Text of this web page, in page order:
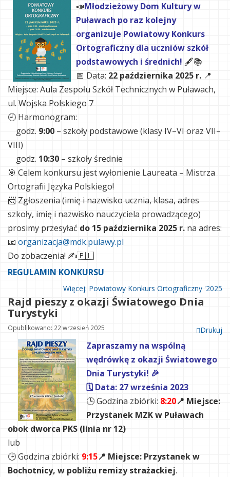
📣Młodzieżowy Dom Kultury w
Puławach po raz kolejny
organizuje Powiatowy Konkurs
Ortograficzny dla uczniów szkół
podstawowych i średnich! 🖋️📚
📅 Data: 22 października 2025 r. 📍
Miejsce: Aula Zespołu Szkół Technicznych w Puławach,
ul. Wojska Polskiego 7
🕘 Harmonogram:
godz. 9:00 – szkoły podstawowe (klasy IV–VI oraz VII–
VIII)
godz. 10:30 – szkoły średnie
🎯 Celem konkursu jest wyłonienie Laureata – Mistrza
Ortografii Języka Polskiego!
📨 Zgłoszenia (imię i nazwisko ucznia, klasa, adres
szkoły, imię i nazwisko nauczyciela prowadzącego)
prosimy przesyłać do 15 października 2025 r. na adres:
📧 organizacja@mdk.pulawy.pl
Do zobaczenia! ✍️🇵🇱
REGULAMIN KONKURSU
Więcej: Powiatowy Konkurs Ortograficzny '2025
Rajd pieszy z okazji Światowego Dnia
Turystyki
Drukuj
Opublikowano: 22 wrzesień 2025
Zapraszamy na wspólną
wędrówkę z okazji Światowego
Dnia Turystyki! 🎉
🗓 Data: 27 września 2023
🕒 Godzina zbiórki: 8:20📍 Miejsce:
Przystanek MZK w Puławach
obok dworca PKS (linia nr 12)
lub
🕒 Godzina zbiórki: 9:15📍 Miejsce: Przystanek w
Bochotnicy, w pobliżu remizy strażackiej.